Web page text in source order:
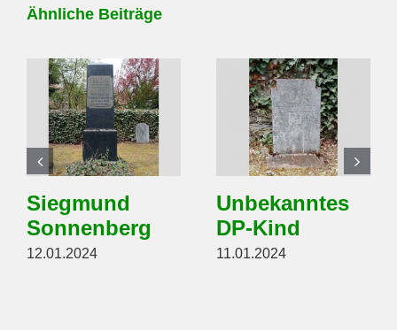
Ähnliche Beiträge
Siegmund
Sonnenberg
12.01.2024
Unbekanntes
DP-Kind
11.01.2024